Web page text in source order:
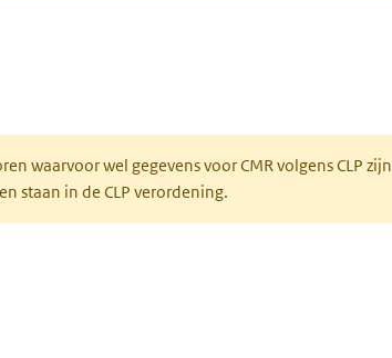
waarvoor wel gegevens voor CMR volgens CLP zijn
staan in de CLP verordening.